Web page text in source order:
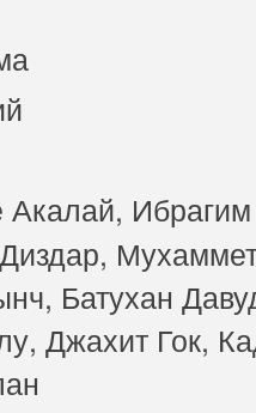
Акалай, Ибрагим
Батухан
Джахит Гок,